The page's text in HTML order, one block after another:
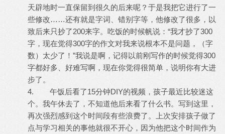
天辟地时一直保留到很久的后来呢？于是我把它进行了一
些修改……还有就是字词、错别字等，他修改了很多，以
致后来只抄了200来字。吃饭的时候帆说：“我才抄了300
字，现在觉得300字的作文对我来说根本不是问题，（字
数）太少了！”我说是啊，记得以前刚写作的时候觉得300
字都好多、好难写啊，现在你觉得很简单，说明你有大进
步了。
4. 午饭后看了15分钟DIY的视频，孩子最近比较迷这
个。我午休去了，不知道他后来看了什么书。写到这里，
再次强烈感到这个时间段有些浪费了。上次安排孩子做了
点与学习相关的事他就很不开心，因为他把这个时间作为